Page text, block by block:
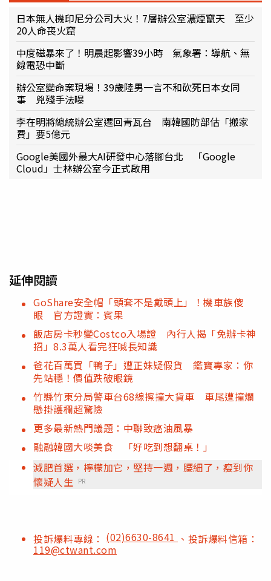
日本無人機印尼分公司大火！7層辦公室濃煙竄天 至少
20人命喪火窟
中度磁暴來了！明晨起影響39小時 氣象署：導航、無
線電恐中斷
辦公室變命案現場！39歲陸男一言不和砍死日本女同
事 兇殘手法曝
李在明將總統辦公室遷回青瓦台 南韓國防部估「搬家
費」要5億元
Google美國外最大AI研發中心落腳台北 「Google
Cloud」士林辦公室今正式啟用
延伸閱讀
GoShare安全帽「頭套不是戴頭上」！機車族傻
眼 官方證實：賓果
飯店房卡秒變Costco入場證 內行人揭「免辦卡神
招」8.3萬人看完狂喊長知識
爸花百萬買「鴨子」遭正妹疑假貨 鑑寶專家：你
先站穩！價值跌破眼鏡
竹縣竹東分局警車台68線擦撞大貨車 車尾遭撞爛
懸掛護欄超驚險
更多最新熱門議題：中聯致癌油風暴
融融韓國大啖美食 「好吃到想翻桌！」
減肥首選，檸檬加它，堅持一週，腰細了，瘦到你
懷疑人生
PR
投訴爆料專線： (02)6630-8641 、投訴爆料信箱：
119@ctwant.com